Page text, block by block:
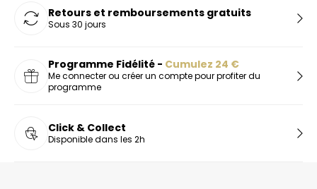
Retours et remboursements gratuits
Sous 30 jours
Programme Fidélité - Cumulez 24 €
Me connecter ou créer un compte pour profiter du
programme
Click & Collect
Disponible dans les 2h